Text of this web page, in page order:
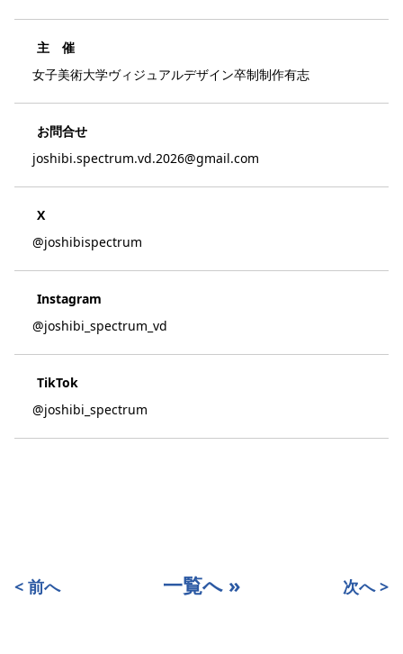
主 催
女子美術大学ヴィジュアルデザイン卒制制作有志
お問合せ
joshibi.spectrum.vd.2026@gmail.com
X
@joshibispectrum
Instagram
@joshibi_spectrum_vd
TikTok
@joshibi_spectrum
< 前へ 一覧へ » 次へ >